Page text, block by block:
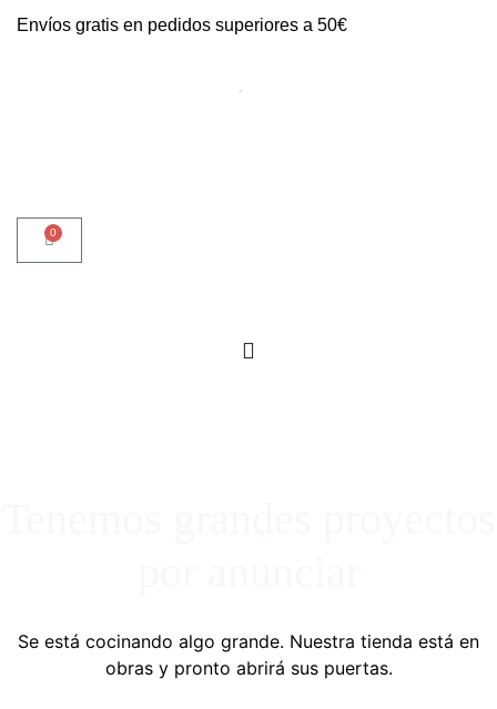
Envíos gratis en pedidos superiores a 50€
0
Se está cocinando algo grande. Nuestra tienda está en
obras y pronto abrirá sus puertas.